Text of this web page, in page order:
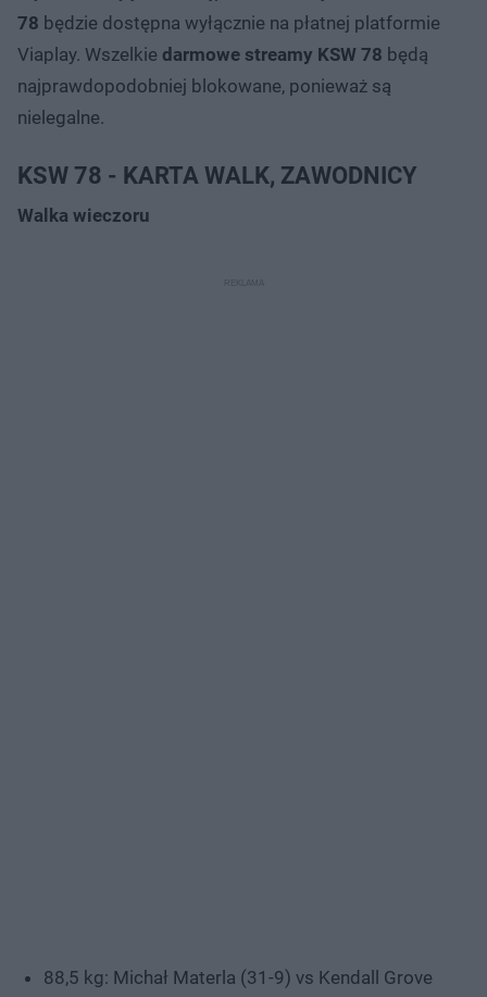
78 będzie dostępna wyłącznie na płatnej platformie
Viaplay. Wszelkie darmowe streamy KSW 78 będą
najprawdopodobniej blokowane, ponieważ są
nielegalne.
KSW 78 - KARTA WALK, ZAWODNICY
Walka wieczoru
88,5 kg: Michał Materla (31-9) vs Kendall Grove